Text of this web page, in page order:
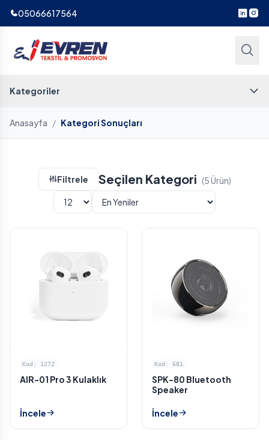
05066617564
Kategoriler
Anasayfa / Kategori Sonuçları
Filtrele Seçilen Kategori (5 Ürün)
Kod: 1272
AIR-01 Pro 3 Kulaklık
İncele
Kod: 681
SPK-80 Bluetooth
Speaker
İncele